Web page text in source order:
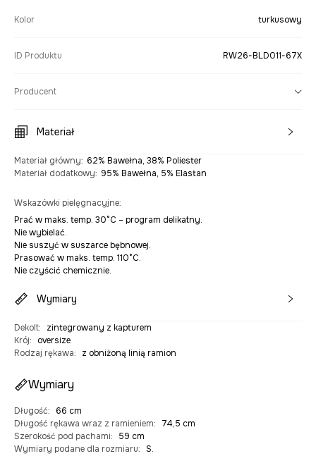
Kolor turkusowy
ID Produktu RW26-BLD011-67X
Producent
Materiał
Materiał główny: 62% Bawełna, 38% Poliester
Materiał dodatkowy: 95% Bawełna, 5% Elastan
Wskazówki pielęgnacyjne:
Prać w maks. temp. 30°C – program delikatny.
Nie wybielać.
Nie suszyć w suszarce bębnowej.
Prasować w maks. temp. 110°C.
Nie czyścić chemicznie.
Wymiary
Dekolt:
zintegrowany z kapturem
Krój:
oversize
Rodzaj rękawa: z obniżoną linią ramion
Wymiary
Długość:
66 cm
Długość rękawa wraz z ramieniem:
74,5 cm
Szerokość pod pachami:
59 cm
Wymiary podane dla rozmiaru: S.